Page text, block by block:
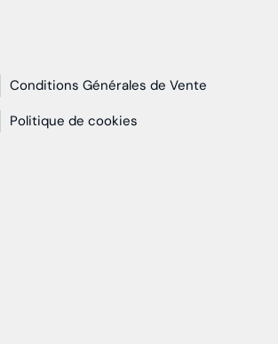
Conditions Générales de Vente
Politique de cookies